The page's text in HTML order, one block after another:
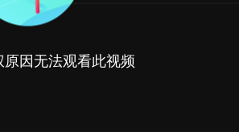
因无法观看此视频